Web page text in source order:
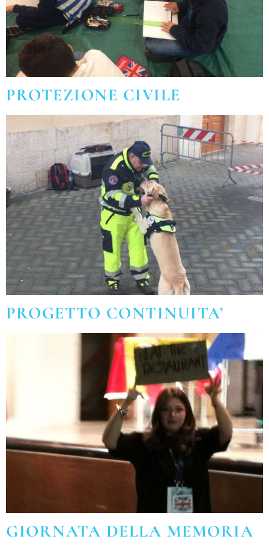
PROTEZIONE CIVILE
PROGETTO CONTINUITA’
GIORNATA DELLA MEMORIA